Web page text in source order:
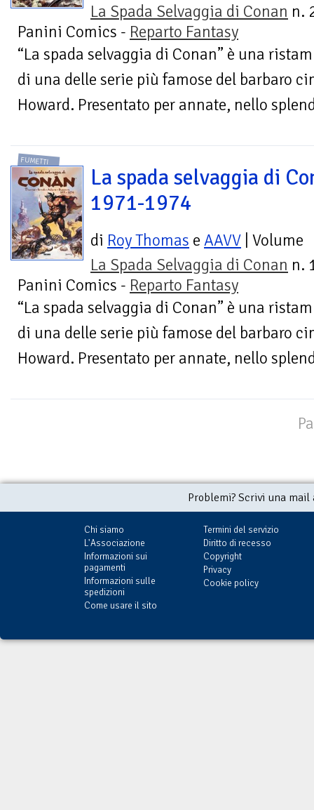
La Spada Selvaggia di Conan n.
Panini Comics - Reparto Fantasy
“La spada selvaggia di Conan” è una
di una delle serie più famose del barbaro
Howard. Presentato per annate, nello
FUMETTI
La spada selvaggia di
1971-1974
di Roy Thomas e AAVV | Volume
La Spada Selvaggia di Conan n.
Panini Comics - Reparto Fantasy
“La spada selvaggia di Conan” è una
di una delle serie più famose del barbaro
Howard. Presentato per annate, nello
Problemi? Scrivi una
Chi siamo
L'Associazione
Informazioni sui
pagamenti
Informazioni sulle
spedizioni
Come usare il sito
Termini del servizio
Diritto di recesso
Copyright
Privacy
Cookie policy